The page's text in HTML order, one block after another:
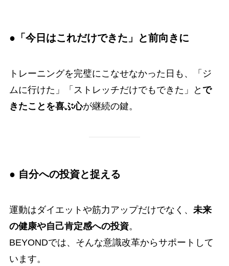
●「今日はこれだけできた」と前向きに
トレーニングを完璧にこなせなかった日も、「ジ
ムに行けた」「ストレッチだけでもできた」と で
きたことを喜ぶ心が継続の鍵。
● 自分への投資と捉える
運動はダイエットや筋力アップだけでなく、 未来
の健康や自己肯定感への投資。
BEYONDでは、そんな意識改革からサポートして
います。